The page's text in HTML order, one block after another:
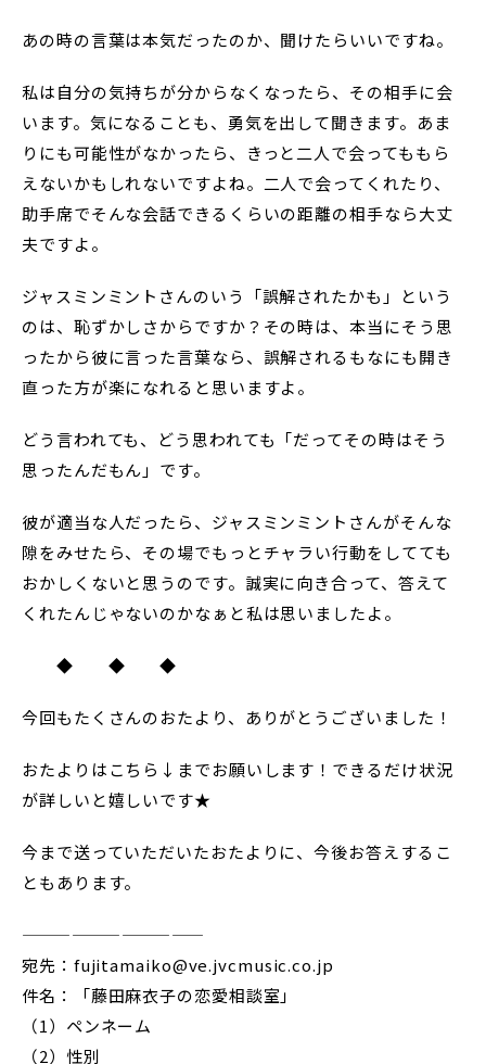
あの時の言葉は本気だったのか、聞けたらいいですね。
私は自分の気持ちが分からなくなったら、その相手に会
います。気になることも、勇気を出して聞きます。あま
りにも可能性がなかったら、きっと二人で会ってももら
えないかもしれないですよね。二人で会ってくれたり、
助手席でそんな会話できるくらいの距離の相手なら大丈
夫ですよ。
ジャスミンミントさんのいう「誤解されたかも」という
のは、恥ずかしさからですか？その時は、本当にそう思
ったから彼に言った言葉なら、誤解されるもなにも開き
直った方が楽になれると思いますよ。
どう言われても、どう思われても「だってその時はそう
思ったんだもん」です。
彼が適当な人だったら、ジャスミンミントさんがそんな
隙をみせたら、その場でもっとチャラい行動をしてても
おかしくないと思うのです。誠実に向き合って、答えて
くれたんじゃないのかなぁと私は思いましたよ。
◆ ◆ ◆
今回もたくさんのおたより、ありがとうございました！
おたよりはこちら↓までお願いします！できるだけ状況
が詳しいと嬉しいです★
今まで送っていただいたおたよりに、今後お答えするこ
ともあります。
———————————
宛先：fujitamaiko@ve.jvcmusic.co.jp
件名：「藤田麻衣子の恋愛相談室」
（1）ペンネーム
（2）性別